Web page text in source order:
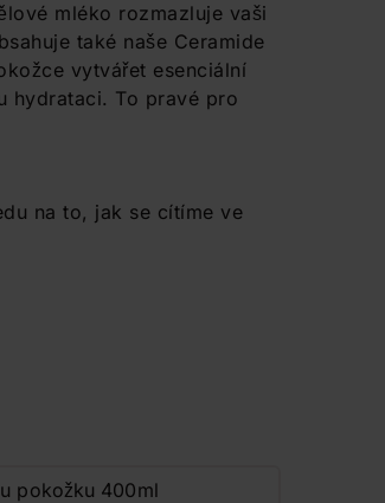
mléko rozmazluje vaši
také naše Ceramide
vytvářet esenciální
hydrataci. To pravé pro
na to, jak se cítíme ve
pokožku 400ml